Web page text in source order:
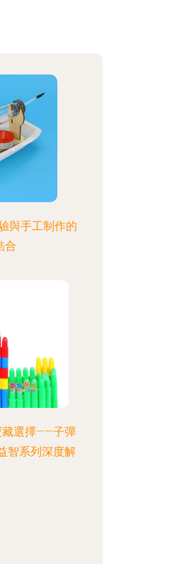
與手工制作的
合
藏選擇——子彈
智系列深度解